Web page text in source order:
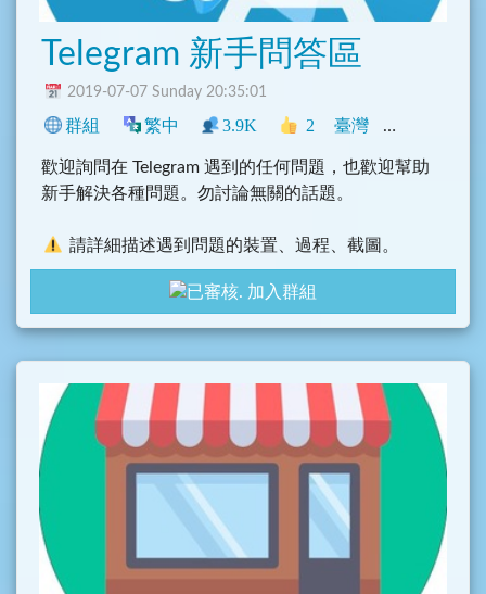
Telegram 新手問答區
2019-07-07 Sunday 20:35:01
群組 繁中 3.9K 2 臺灣 Telegram
歡迎詢問在 Telegram 遇到的任何問題，也歡迎幫助
新手解決各種問題。勿討論無關的話題。
請詳細描述遇到問題的裝置、過程、截圖。
原則上歡迎任何人，但限定只能使用「正體中
文」。
者則考慮禁言處分。
討論 Telegram 重要事件、詢問 Telegram 使用上
簡體字、廣告、垃圾、徵人、NSFW、人身攻
擊、謾罵…等 SPAM 訊息。
加入群組